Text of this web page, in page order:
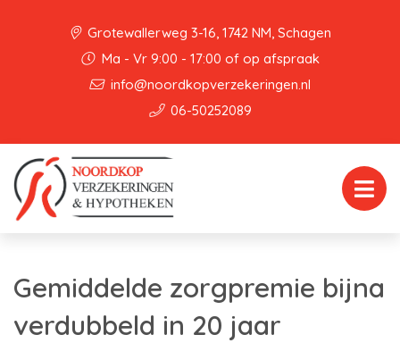
Grotewallerweg 3-16, 1742 NM, Schagen
Ma - Vr 9:00 - 17:00 of op afspraak
info@noordkopverzekeringen.nl
06-50252089
Gemiddelde zorgpremie bijna
verdubbeld in 20 jaar